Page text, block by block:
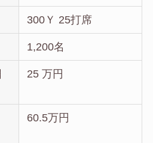
300Ｙ 25打席
1,200名
25 万円
60.5万円